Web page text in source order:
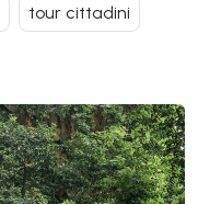
tour cittadini